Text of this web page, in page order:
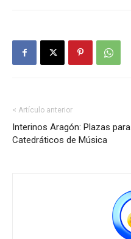
< Artículo anterior
Interinos Aragón: Plazas para
Catedráticos de Música